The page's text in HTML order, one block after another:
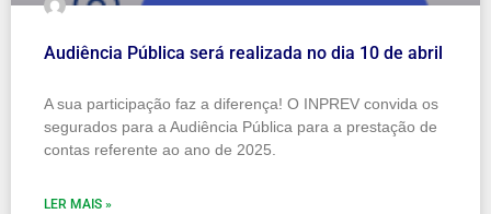
Audiência Pública será realizada no dia 10 de abril
A sua participação faz a diferença! O INPREV convida os
segurados para a Audiência Pública para a prestação de
contas referente ao ano de 2025.
LER MAIS »